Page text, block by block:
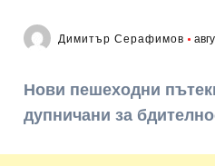
Димитър Серафимов
Нови пешеходни
дупничани за